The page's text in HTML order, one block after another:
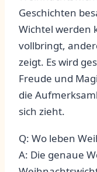
Geschichten
Wichtel werden
vollbringt,
‍zeigt. Es wird
Freude und‌
die
sich ⁤zieht.
Q: Wo leben
A: Die ⁢genaue